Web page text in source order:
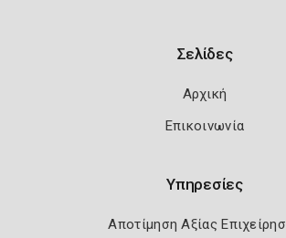
Σελίδες
Αρχική
Επικοινωνία
Υπηρεσίες
Αποτίμηση Αξίας